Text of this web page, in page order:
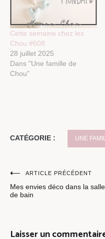
Cette semaine chez les
Chou #608
28 juillet 2025
Dans "Une famille de
Chou"
CATÉGORIE : UNE
Navigation
de
ARTICLE PRÉCÉDENT
Mes envies déco dans la salle
de bain
Laisser un